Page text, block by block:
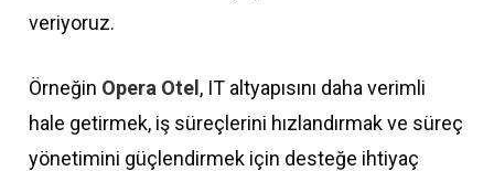
veriyoruz.
Örneğin Opera Otel , IT altyapısını daha verimli
hale getirmek, iş süreçlerini hızlandırmak ve süreç
yönetimini güçlendirmek için desteğe ihtiyaç